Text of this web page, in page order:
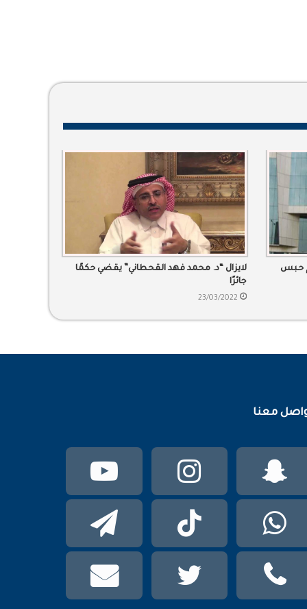
حبس
لايزال “د. محمد فهد القحطاني” يقضي حكمًا
جائرًا
23/03/2022
معنا
يوتيوبانستقرام سناب
تشات
تيلقرام TikTok واتساب
mail
phone